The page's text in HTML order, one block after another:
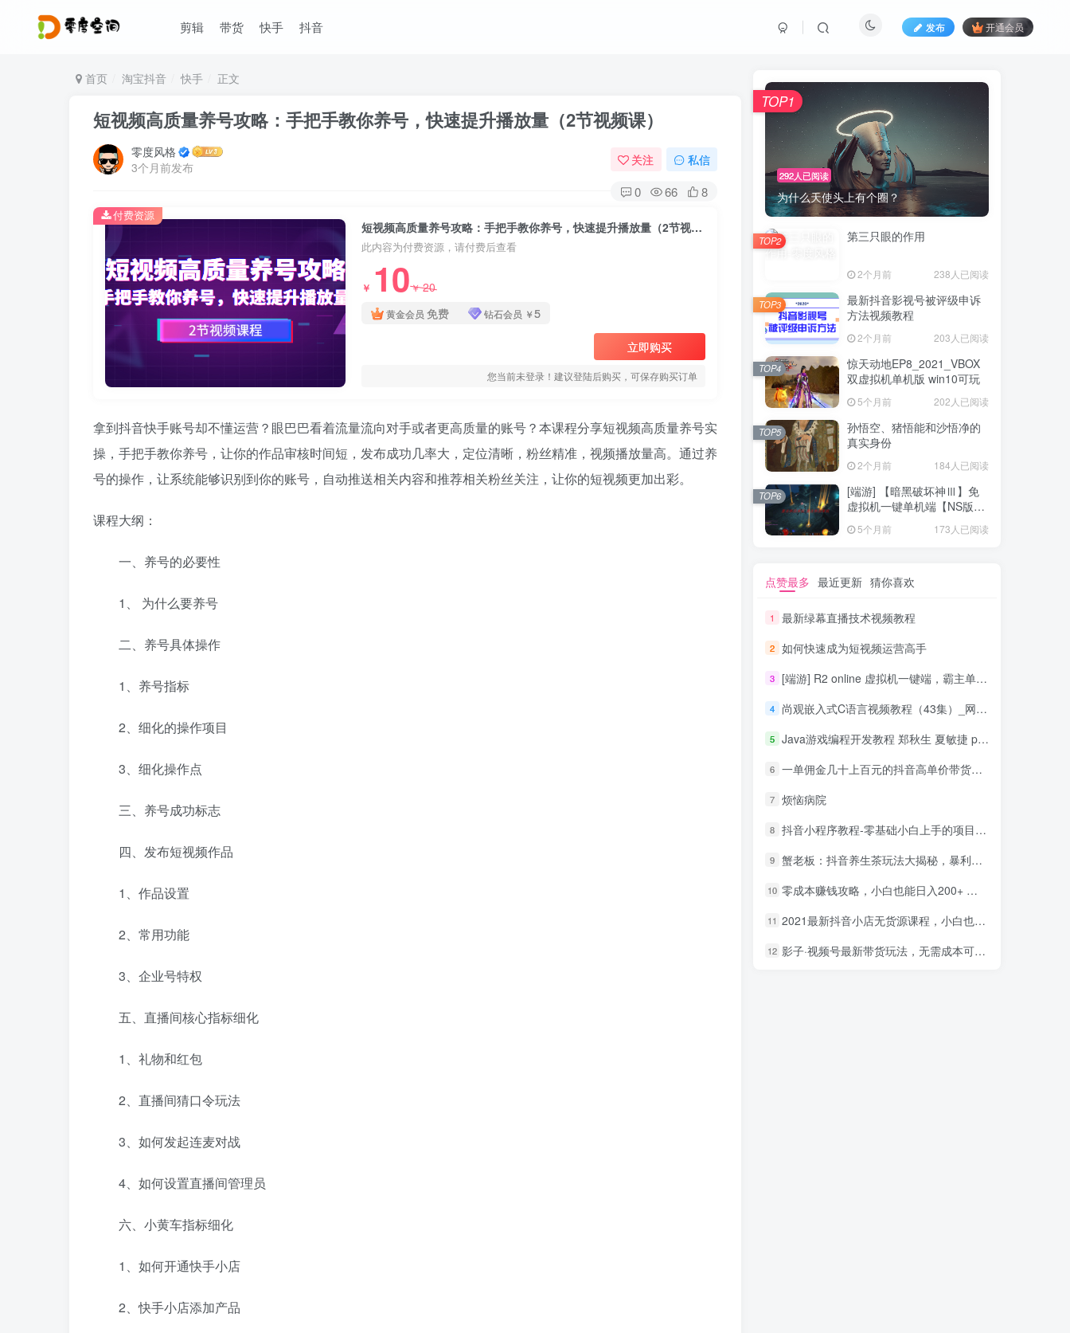
剪辑 带货 快手 抖音 发布 开通会员
首页 淘宝抖音 快手 正文
短视频高质量养号攻略：手把手教你养号，快速提升播放量（2节视频课）
零度风格
3个月前发布
关注 私信
0 66 8
短视频高质量养号攻略：手把手教你养号，快速提升播放量（2节视频课）
此内容为付费资源，请付费后查看
￥ 10￥20
黄金会员 免费 钻石会员 ￥5
立即购买
您当前未登录！建议登陆后购买，可保存购买订单
付费资源
拿到抖音快手账号却不懂运营？眼巴巴看着流量流向对手或者更高质量的账号？本课程分享短视频高质量养号实
操，手把手教你养号，让你的作品审核时间短，发布成功几率大，定位清晰，粉丝精准，视频播放量高。通过养
号的操作，让系统能够识别到你的账号，自动推送相关内容和推荐相关粉丝关注，让你的短视频更加出彩。
课程大纲：
一、养号的必要性
1、 为什么要养号
二、养号具体操作
1、养号指标
2、细化的操作项目
3、细化操作点
三、养号成功标志
四、发布短视频作品
1、作品设置
2、常用功能
3、企业号特权
五、直播间核心指标细化
1、礼物和红包
2、直播间猜口令玩法
3、如何发起连麦对战
4、如何设置直播间管理员
六、小黄车指标细化
1、如何开通快手小店
2、快手小店添加产品
292人已阅读
为什么天使头上有个圈？
TOP1
第三只眼的作用
2个月前 238人已阅读
TOP2
最新抖音影视号被评级申诉
方法视频教程
2个月前 203人已阅读
TOP3
惊天动地EP8_2021_VBOX
双虚拟机单机版 win10可玩
5个月前 202人已阅读
TOP4
孙悟空、猪悟能和沙悟净的
真实身份
2个月前 184人已阅读
TOP5
[端游] 【暗黑破坏神Ⅲ】免
虚拟机一键单机端【NS版
5个月前 173人已阅读
TOP6
点赞最多 最近更新 猜你喜欢
1 最新绿幕直播技术视频教程
2 如何快速成为短视频运营高手
3 [端游] R2 online 虚拟机一键端，霸主单机版
4 尚观嵌入式C语言视频教程（43集）_网络营销教程
5 Java游戏编程开发教程 郑秋生 夏敏捷 pdf_游戏开发教程
6 一单佣金几十上百元的抖音高单价带货项目，核心套路月入几十万（共3节）
7 烦恼病院
8 抖音小程序教程-零基础小白上手的项目，当天做当天赚钱
9 蟹老板：抖音养生茶玩法大揭秘，暴利躺赚项目
10 零成本赚钱攻略，小白也能日入200+ 抖音项目大合集
11 2021最新抖音小店无货源课程，小白也能学会做抖店，轻松月入过万
12 影子·视频号最新带货玩法，无需成本可直接操作